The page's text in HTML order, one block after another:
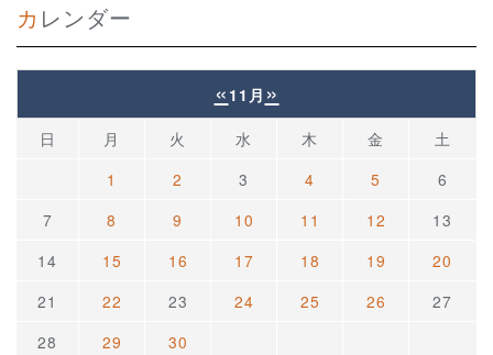
カレンダー
« 11月 »
日 月 火 水 木 金
土
1
2 3 4 5
6
7
8 9 10 11 12
13
14
15 16 17 18 19
20
21
22 23 24 25 26
27
28
29 30